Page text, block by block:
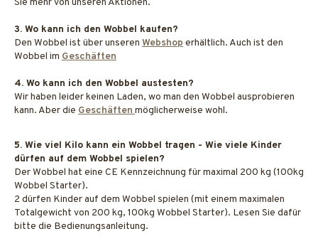
Sie mehr von unseren Aktionen.
3. Wo kann ich den Wobbel kaufen?
Den Wobbel ist über unseren Webshop erhältlich. Auch ist den
Wobbel im Geschäften
4. Wo kann ich den Wobbel austesten?
Wir haben leider keinen Laden, wo man den Wobbel ausprobieren
kann. Aber die Geschäften möglicherweise wohl.
5. Wie viel Kilo kann ein Wobbel tragen - Wie viele Kinder
dürfen auf dem Wobbel spielen?
Der Wobbel hat eine CE Kennzeichnung für maximal 200 kg (100kg
Wobbel Starter).
2 dürfen Kinder auf dem Wobbel spielen (mit einem maximalen
Totalgewicht von 200 kg, 100kg Wobbel Starter). Lesen Sie dafür
bitte die Bedienungsanleitung.